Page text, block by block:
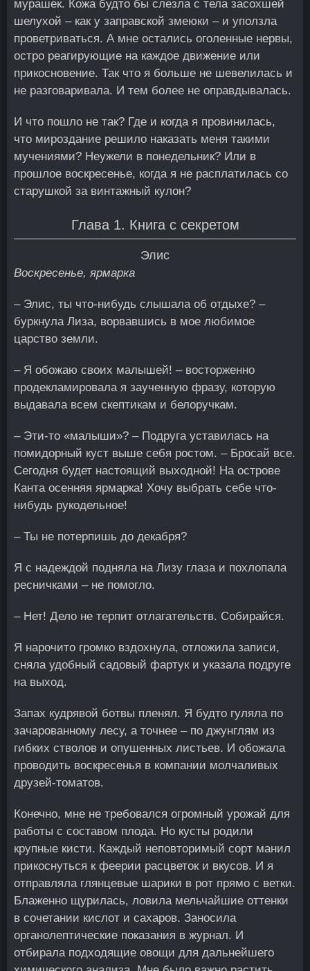
мурашек. Кожа будто бы слезла с тела засохшей
шелухой – как у заправской змеюки – и уползла
проветриваться. А мне остались оголенные нервы,
остро реагирующие на каждое движение или
прикосновение. Так что я больше не шевелилась и
не разговаривала. И тем более не оправдывалась.
И что пошло не так? Где и когда я провинилась,
что мироздание решило наказать меня такими
мучениями? Неужели в понедельник? Или в
прошлое воскресенье, когда я не расплатилась со
старушкой за винтажный кулон?
Глава 1. Книга с секретом
Элис
Воскресенье, ярмарка
– Элис, ты что-нибудь слышала об отдыхе? –
буркнула Лиза, ворвавшись в мое любимое
царство земли.
– Я обожаю своих малышей! – восторженно
продекламировала я заученную фразу, которую
выдавала всем скептикам и белоручкам.
– Эти-то «малыши»? – Подруга уставилась на
помидорный куст выше себя ростом. – Бросай все.
Сегодня будет настоящий выходной! На острове
Канта осенняя ярмарка! Хочу выбрать себе что-
нибудь рукодельное!
– Ты не потерпишь до декабря?
Я с надеждой подняла на Лизу глаза и похлопала
ресничками – не помогло.
– Нет! Дело не терпит отлагательств. Собирайся.
Я нарочито громко вздохнула, отложила записи,
сняла удобный садовый фартук и указала подруге
на выход.
Запах кудрявой ботвы пленял. Я будто гуляла по
зачарованному лесу, а точнее – по джунглям из
гибких стволов и опушенных листьев. И обожала
проводить воскресенья в компании молчаливых
друзей-томатов.
Конечно, мне не требовался огромный урожай для
работы с составом плода. Но кусты родили
крупные кисти. Каждый неповторимый сорт манил
прикоснуться к феерии расцветок и вкусов. И я
отправляла глянцевые шарики в рот прямо с ветки.
Блаженно щурилась, ловила мельчайшие оттенки
в сочетании кислот и сахаров. Заносила
органолептические показания в журнал. И
отбирала подходящие овощи для дальнейшего